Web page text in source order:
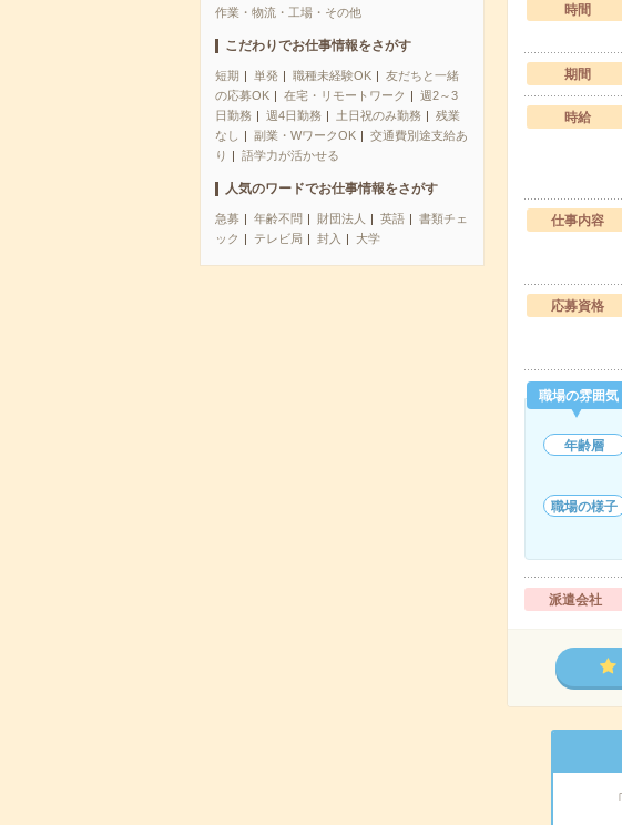
作業・物流・工場・その他
こだわりでお仕事情報をさがす
短期 単発 職種未経験OK
友だちと一緒
の応募OK
在宅・リモートワーク
週2～3
日勤務
週4日勤務 土日祝のみ勤務
残業
なし
副業・WワークOK
交通費別途支給あ
り
語学力が活かせる
人気のワードでお仕事情報をさがす
急募 年齢不問 財団法人 英語
書類チェ
ック
テレビ局 封入 大学
時間
期間
時給
仕事内容
応募資格
職場の雰囲気
年齢層
職場の様子
派遣会社